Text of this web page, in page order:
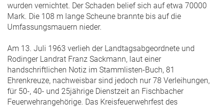
wurden vernichtet. Der Schaden belief sich auf etwa 70000
Mark. Die 108 m lange Scheune brannte bis auf die
Umfassungsmauern nieder.
Am 13. Juli 1963 verlieh der Landtagsabgeordnete und
Rodinger Landrat Franz Sackmann, laut einer
handschriftlichen Notiz im Stammlisten-Buch, 81
Ehrenkreuze, nachweisbar sind jedoch nur 78 Verleihungen,
für 50-, 40- und 25jährige Dienstzeit an Fischbacher
Feuerwehrangehörige. Das Kreisfeuerwehrfest des